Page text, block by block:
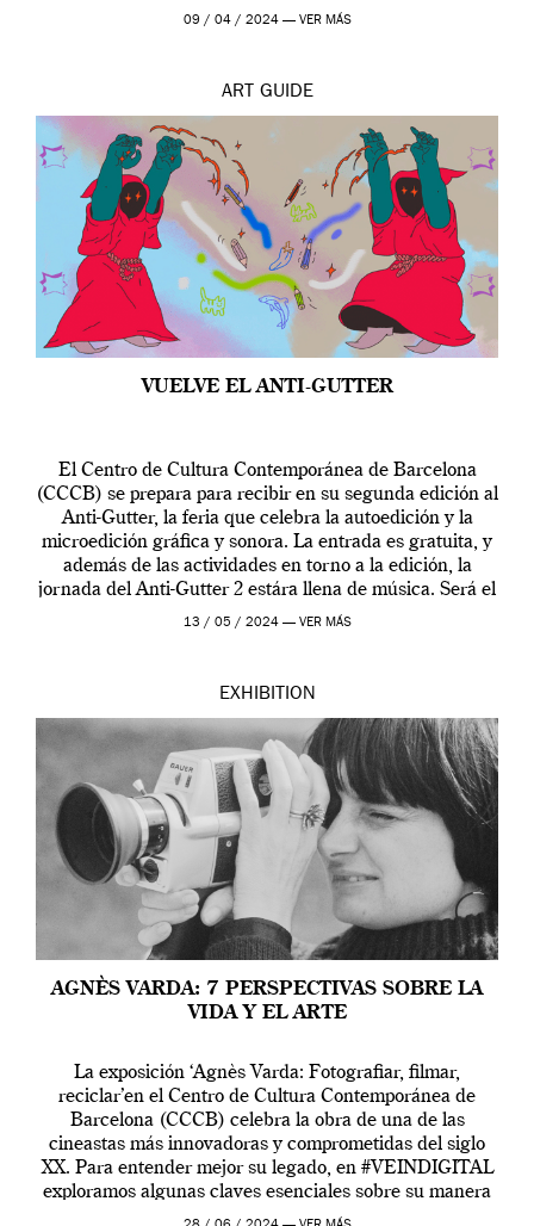
por […]
09 / 04 / 2024 — VER MÁS
ART GUIDE
VUELVE EL ANTI-GUTTER
El Centro de Cultura Contemporánea de Barcelona
(CCCB) se prepara para recibir en su segunda edición al
Anti-Gutter, la feria que celebra la autoedición y la
microedición gráfica y sonora. La entrada es gratuita, y
además de las actividades en torno a la edición, la
jornada del Anti-Gutter 2 estára llena de música. Será el
[…]
13 / 05 / 2024 — VER MÁS
EXHIBITION
AGNÈS VARDA: 7 PERSPECTIVAS SOBRE LA
VIDA Y EL ARTE
La exposición ‘Agnès Varda: Fotografiar, filmar,
reciclar’en el Centro de Cultura Contemporánea de
Barcelona (CCCB) celebra la obra de una de las
cineastas más innovadoras y comprometidas del siglo
XX. Para entender mejor su legado, en #VEINDIGITAL
exploramos algunas claves esenciales sobre su manera
de entender la vida, el cine y el arte contemporáneo.